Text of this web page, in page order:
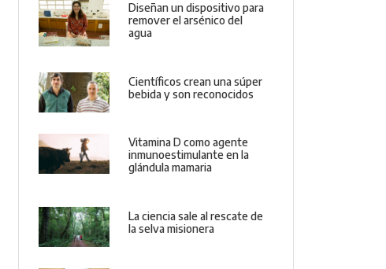
Diseñan un dispositivo para
remover el arsénico del
agua
Científicos crean una súper
bebida y son reconocidos
Vitamina D como agente
inmunoestimulante en la
glándula mamaria
La ciencia sale al rescate de
la selva misionera